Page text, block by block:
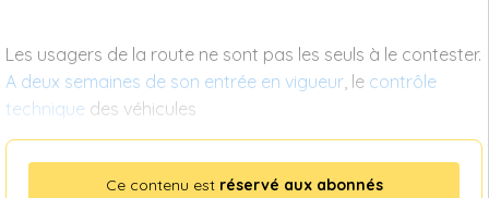
Les usagers de la route ne sont pas les seuls à le contester.
A deux semaines de son entrée en vigueur, le contrôle
technique des véhicules
Ce contenu est réservé aux abonnés